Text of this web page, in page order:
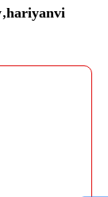
,hariyanvi